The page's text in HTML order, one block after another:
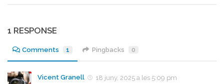
1 RESPONSE
Comments 1 Pingbacks 0
Vicent Granell
18 juny, 2025 a les 5:09 pm